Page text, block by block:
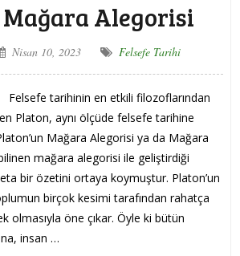
Mağara Alegorisi
Nisan 10, 2023 Felsefe Tarihi
Felsefe tarihinin en etkili filozoflarından
Platon, aynı ölçüde felsefe tarihine
Mağara Alegorisi ya da Mağara
mağara alegorisi ile geliştirdiği
bir özetini ortaya koymuştur. Platon’un
birçok kesimi tarafından rahatça
olmasıyla öne çıkar. Öyle ki bütün
insan …